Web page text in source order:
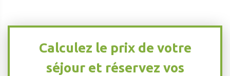
Calculez le prix de votre
séjour et réservez vos